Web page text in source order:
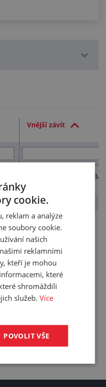
Vnější závit
G 3/
Podrobněji o účtování DPH.
TRYSKA DO
GEKA
GEKA.
cookie.
reklam a analýze
soubory cookie.
našich
reklamními
kteří je mohou
které
shromáždili
služeb.Více
POVOLIT VŠE